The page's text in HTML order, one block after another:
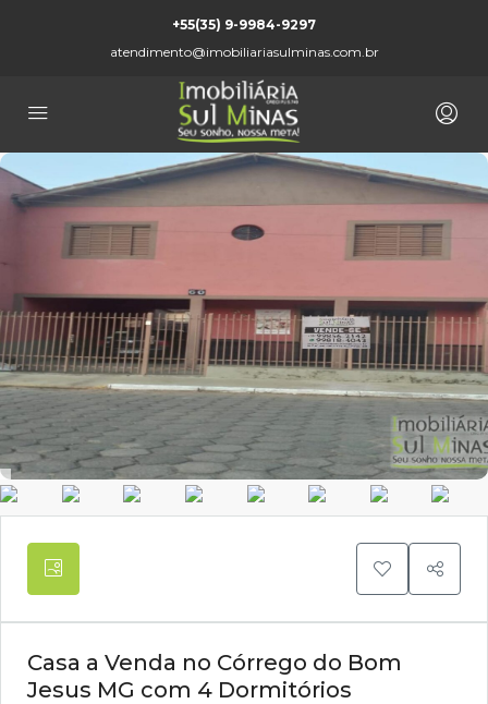
+55(35) 9-9984-9297
atendimento@imobiliariasulminas.com.br
Casa a Venda no Córrego do Bom
Jesus MG com 4 Dormitórios